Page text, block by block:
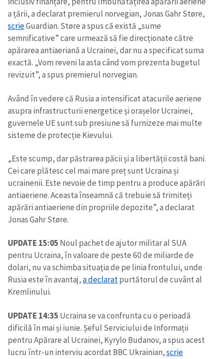
a țării, a declarat premierul norvegian, Jonas Gahr Støre,
scrieGuardian. Støre a spus că există „sume
semnificative” care urmează să fie direcționate către
apărarea antiaeriană a Ucrainei, dar nu a specificat suma
exactă. „Vom reveni la asta când vom prezenta bugetul
revizuit”, a spus premierul norvegian.
Având în vedere că Rusia a intensificat atacurile aeriene
asupra infrastructurii energetice și orașelor Ucrainei,
guvernele UE sunt sub presiune să furnizeze mai multe
sisteme de protecție Kievului.
„Este scump, dar păstrarea păcii și a libertății costă bani.
Cei care plătesc cel mai mare preț sunt Ucraina și
ucrainenii. Este nevoie de timp pentru a produce apărări
antiaeriene. Aceasta înseamnă că trebuie să trimiteți
apărări antiaeriene din propriile depozite”, a declarat
Jonas Gahr Støre.
UPDATE 15:05 Noul pachet de ajutor militar al SUA
pentru Ucraina, în valoare de peste 60 de miliarde de
dolari, nu va schimba situaţia de pe linia frontului, unde
Rusia este în avantaj,a declaratpurtătorul de cuvânt al
Kremlinului.
UPDATE 14:35 Ucraina se va confrunta cu o perioadă
dificilă în mai și iunie. Șeful Serviciului de Informații
pentru Apărare al Ucrainei, Kyrylo Budanov, a spus acest
lucru într-un interviu acordat BBC Ukrainian,scrie